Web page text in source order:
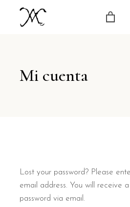
Mi cuenta
Lost your password? Please
email address. You will receive
password via email.